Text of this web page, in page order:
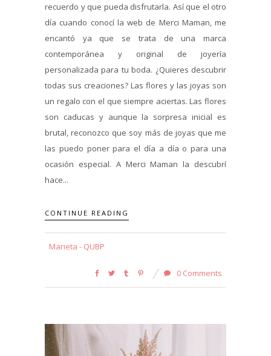
recuerdo y que pueda disfrutarla. Así que el otro
día cuando conocí la web de Merci Maman, me
encantó ya que se trata de una marca
contemporánea y original de joyería
personalizada para tu boda. ¿Quieres descubrir
todas sus creaciones? Las flores y las joyas son
un regalo con el que siempre aciertas. Las flores
son caducas y aunque la sorpresa inicial es
brutal, reconozco que soy más de joyas que me
las puedo poner para el día a día o para una
ocasión especial. A Merci Maman la descubrí
hace...
CONTINUE READING
Marieta - QUBP
0 Comments